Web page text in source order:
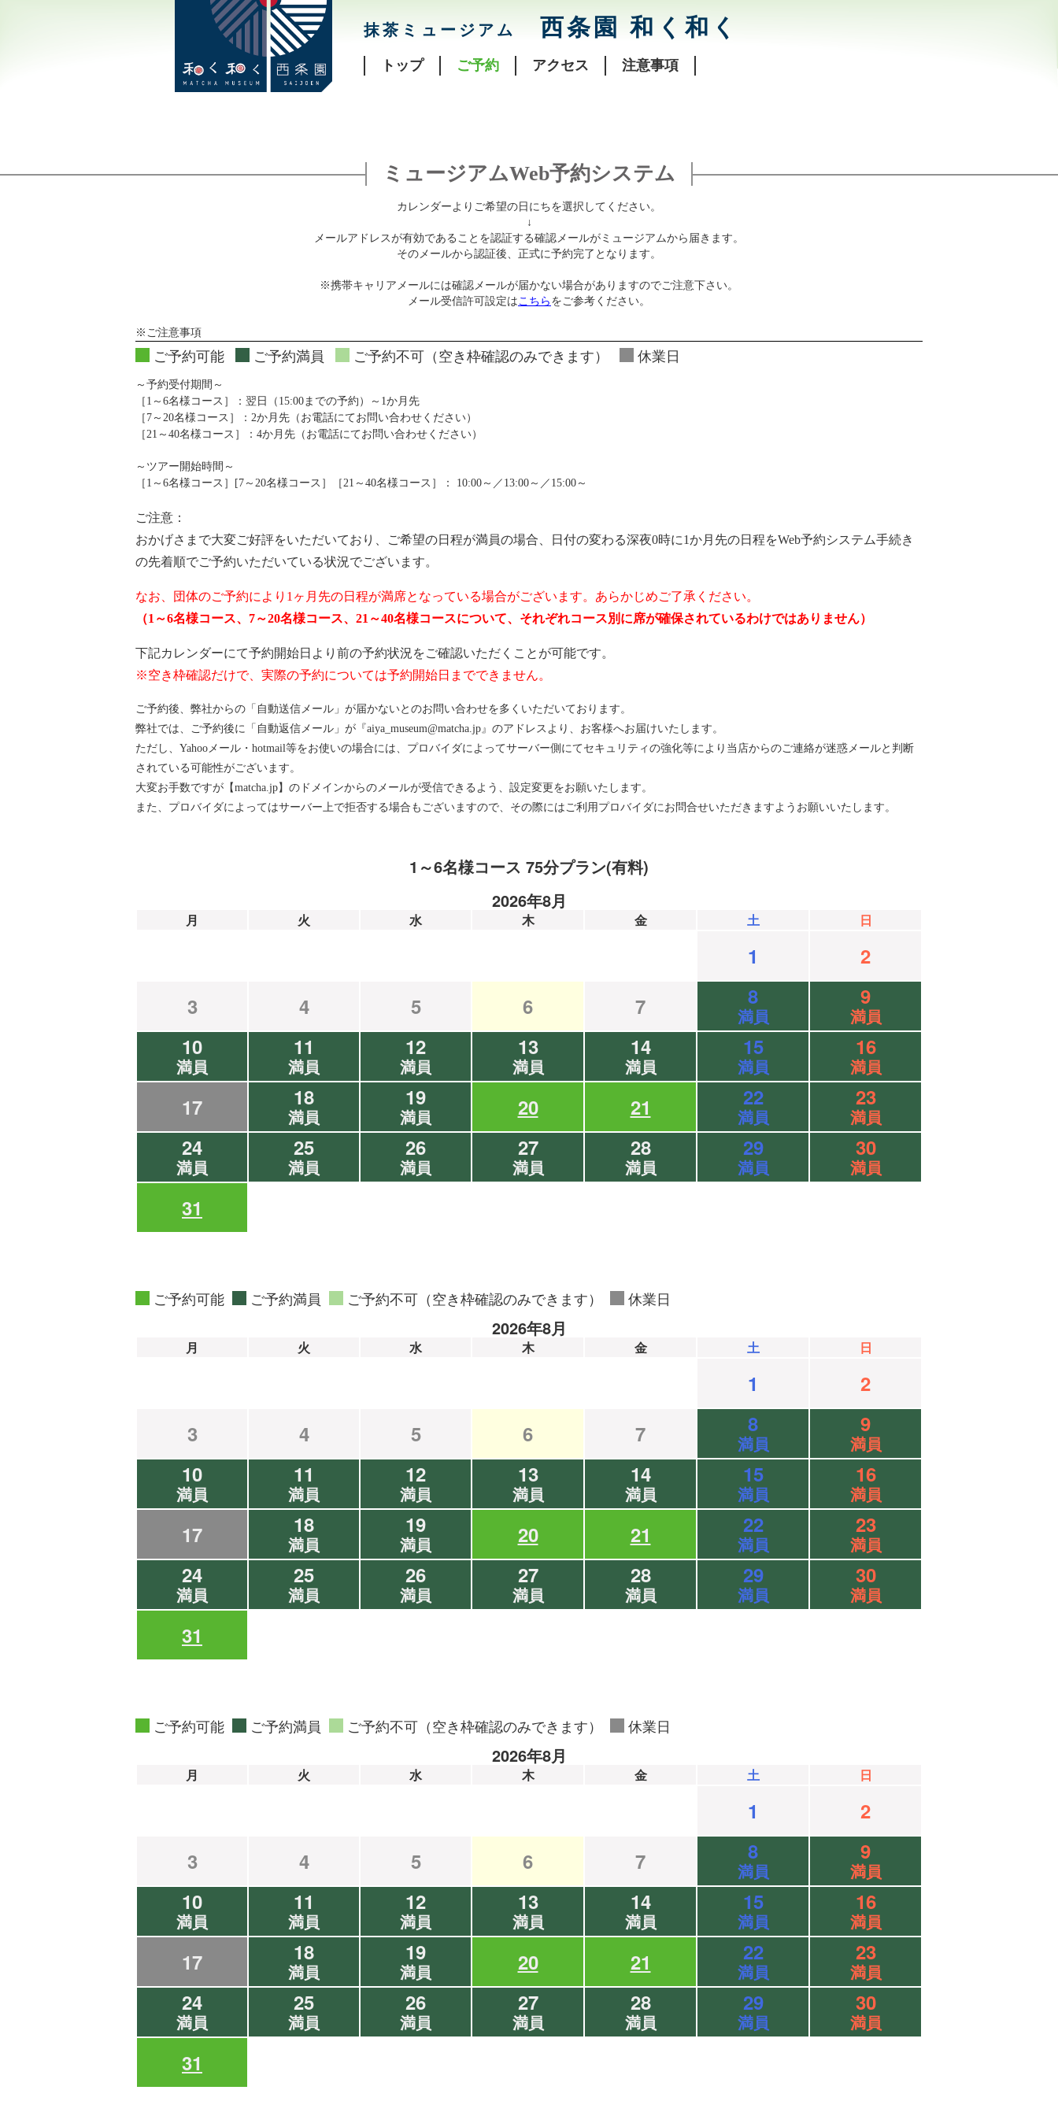
抹茶ミュージアム 西条園 和く和く
トップ ご予約 アクセス 注意事項
ミュージアムWeb予約システム
カレンダーよりご希望の日にちを選択してください。
↓
メールアドレスが有効であることを認証する確認メールがミュージアムから届きます。
そのメールから認証後、正式に予約完了となります。
※携帯キャリアメールには確認メールが届かない場合がありますのでご注意下さい。
メール受信許可設定はこちら をご参考ください。
※ご注意事項
ご予約可能 ご予約満員 ご予約不可（空き枠確認のみできます） 休業日
～予約受付期間～
［1～6名様コース］：翌日（15:00までの予約）～1か月先
［7～20名様コース］：2か月先（お電話にてお問い合わせください）
［21～40名様コース］：4か月先（お電話にてお問い合わせください）
～ツアー開始時間～
［1～6名様コース］[7～20名様コース］［21～40名様コース］： 10:00～／13:00～／15:00～
ご注意：
おかげさまで大変ご好評をいただいており、ご希望の日程が満員の場合、日付の変わる深夜0時に1か月先の日程をWeb予約システム手続き
の先着順でご予約いただいている状況でございます。
なお、団体のご予約により1ヶ月先の日程が満席となっている場合がございます。あらかじめご了承ください。
（1～6名様コース、7～20名様コース、21～40名様コースについて、それぞれコース別に席が確保されているわけではありません）
下記カレンダーにて予約開始日より前の予約状況をご確認いただくことが可能です。
※空き枠確認だけで、実際の予約については予約開始日までできません。
ご予約後、弊社からの「自動送信メール」が届かないとのお問い合わせを多くいただいております。
弊社では、ご予約後に「自動返信メール」が『aiya_museum@matcha.jp』のアドレスより、お客様へお届けいたします。
ただし、Yahooメール・hotmail等をお使いの場合には、プロバイダによってサーバー側にてセキュリティの強化等により当店からのご連絡が迷惑メールと判断
されている可能性がございます。
大変お手数ですが【matcha.jp】のドメインからのメールが受信できるよう、設定変更をお願いたします。
また、プロバイダによってはサーバー上で拒否する場合もございますので、その際にはご利用プロバイダにお問合せいただきますようお願いいたします。
1～6名様コース 75分プラン(有料)
2026年8月
月 火 水 木 金 土 日
1
2
3
4 5 6 7 8
満員
9
満員
10
満員
11
満員
12
満員
13
満員
14
満員
15
満員
16
満員
17 18
満員
19
満員 20 21 22
満員
23
満員
24
満員
25
満員
26
満員
27
満員
28
満員
29
満員
30
満員
31
ご予約可能 ご予約満員 ご予約不可（空き枠確認のみできます） 休業日
2026年8月
月 火 水 木 金 土 日
1
2
3
4 5 6 7 8
満員
9
満員
10
満員
11
満員
12
満員
13
満員
14
満員
15
満員
16
満員
17 18
満員
19
満員 20 21 22
満員
23
満員
24
満員
25
満員
26
満員
27
満員
28
満員
29
満員
30
満員
31
ご予約可能 ご予約満員 ご予約不可（空き枠確認のみできます） 休業日
2026年8月
月 火 水 木 金 土 日
1
2
3
4 5 6 7 8
満員
9
満員
10
満員
11
満員
12
満員
13
満員
14
満員
15
満員
16
満員
17 18
満員
19
満員 20 21 22
満員
23
満員
24
満員
25
満員
26
満員
27
満員
28
満員
29
満員
30
満員
31